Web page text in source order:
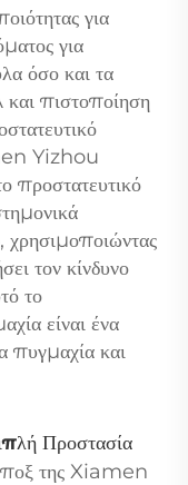
για
για
όσο και τα
πιστοποίηση
Yizhou
προστατευτικό
χρησιμοποιώντας
τον κίνδυνο
το
είναι ένα
πυγμαχία και
Προστασία
της Xiamen